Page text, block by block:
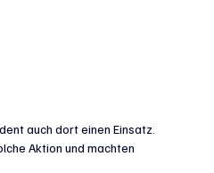
auch dort einen Einsatz.
Aktion und machten